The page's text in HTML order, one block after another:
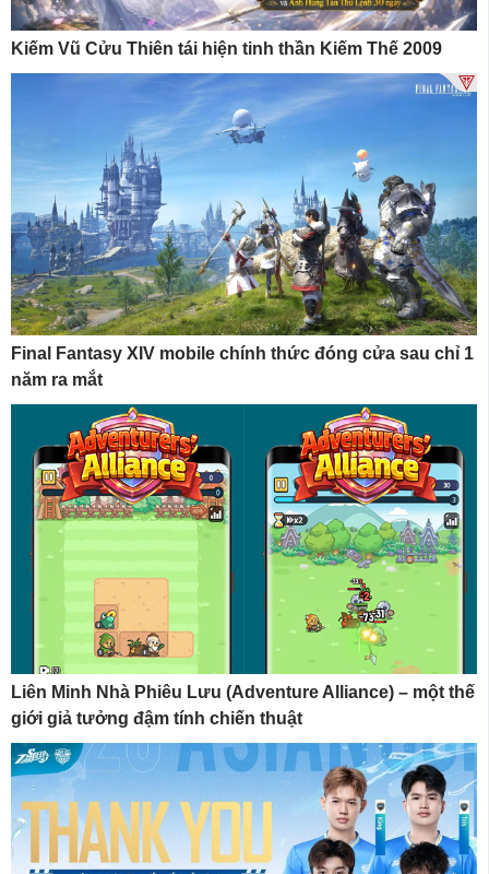
Kiếm Vũ Cửu Thiên tái hiện tinh thần Kiếm Thế 2009
Final Fantasy XIV mobile chính thức đóng cửa sau chỉ 1
năm ra mắt
Liên Minh Nhà Phiêu Lưu (Adventure Alliance) – một thế
giới giả tưởng đậm tính chiến thuật